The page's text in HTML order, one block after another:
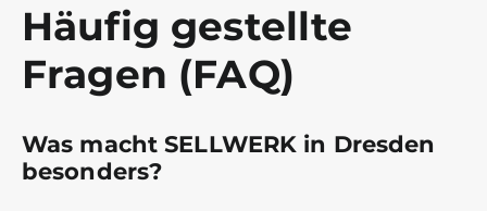
Häufig gestellte
Fragen (FAQ)
Was macht SELLWERK in Dresden
besonders?